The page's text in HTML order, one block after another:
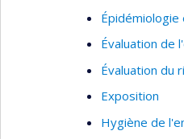
Épidémiologie
Évaluation de
Évaluation du
Exposition
Hygiène de